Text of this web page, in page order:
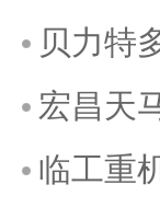
贝力特
宏昌天
临工重